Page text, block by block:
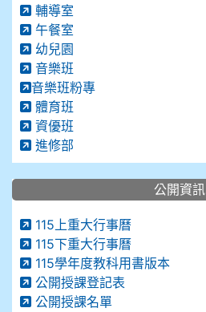
輔導室
午餐室
幼兒園
音樂班
音樂班粉專
體育班
資優班
進修部
公開資訊
115上重大行事曆
115下重大行事曆
115學年度教科用書版本
公開授課登記表
公開授課名單